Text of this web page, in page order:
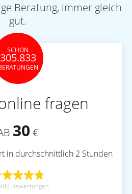
Beratung, immer gleich
gut.
SCHON
305.833
fragen
30 €
in durchschnittlich 2 Stunden
Bewertungen